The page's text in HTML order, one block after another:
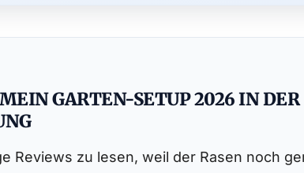
GARTEN-SETUP 2026 IN DER
Reviews zu lesen, weil der Rasen noch